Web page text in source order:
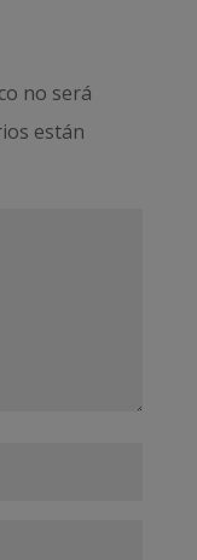
no será
están